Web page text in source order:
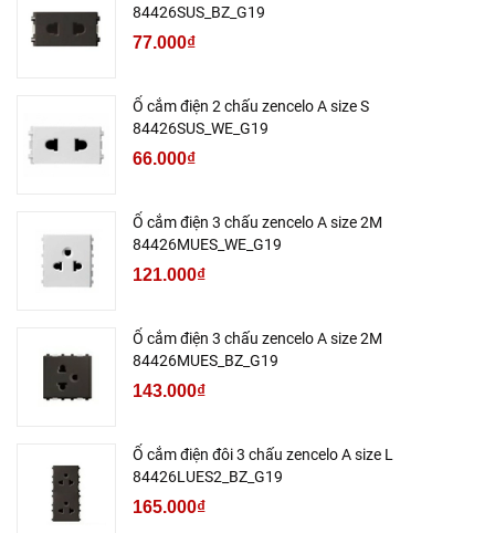
84426SUS_BZ_G19
77.000₫
Ổ cắm điện 2 chấu zencelo A size S
84426SUS_WE_G19
66.000₫
Ổ cắm điện 3 chấu zencelo A size 2M
84426MUES_WE_G19
121.000₫
Ổ cắm điện 3 chấu zencelo A size 2M
84426MUES_BZ_G19
143.000₫
Ổ cắm điện đôi 3 chấu zencelo A size L
84426LUES2_BZ_G19
165.000₫